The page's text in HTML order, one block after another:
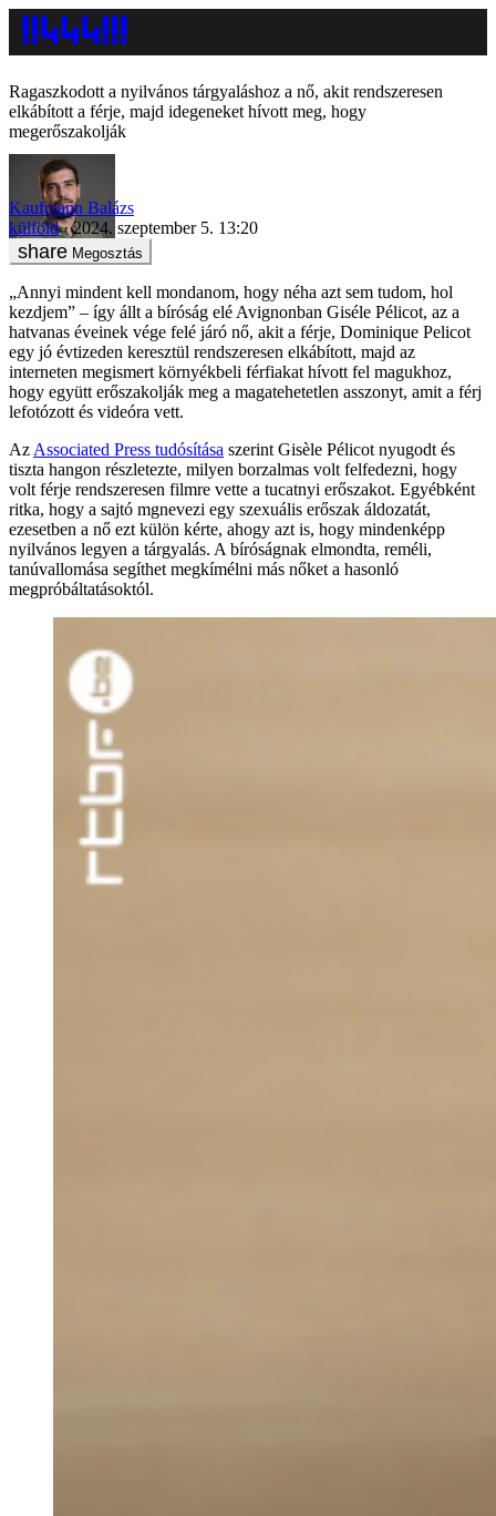
Ragaszkodott a nyilvános tárgyaláshoz a nő, akit rendszeresen
elkábított a férje, majd idegeneket hívott meg, hogy
megerőszakolják
Kaufmann Balázs
külföld
2024. szeptember 5. 13:20
Megosztás
„Annyi mindent kell mondanom, hogy néha azt sem tudom, hol
kezdjem” – így állt a bíróság elé Avignonban Giséle Pélicot, az a
hatvanas éveinek vége felé járó nő, akit a férje, Dominique Pelicot
egy jó évtizeden keresztül rendszeresen elkábított, majd az
interneten megismert környékbeli férfiakat hívott fel magukhoz,
hogy együtt erőszakolják meg a magatehetetlen asszonyt, amit a férj
lefotózott és videóra vett.
Az Associated Press tudósítása szerint Gisèle Pélicot nyugodt és
tiszta hangon részletezte, milyen borzalmas volt felfedezni, hogy
volt férje rendszeresen filmre vette a tucatnyi erőszakot. Egyébként
ritka, hogy a sajtó mgnevezi egy szexuális erőszak áldozatát,
ezesetben a nő ezt külön kérte, ahogy azt is, hogy mindenképp
nyilvános legyen a tárgyalás. A bíróságnak elmondta, reméli,
tanúvallomása segíthet megkímélni más nőket a hasonló
megpróbáltatásoktól.